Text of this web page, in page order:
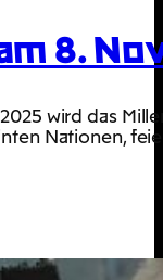
8.
wird das
Nationen,